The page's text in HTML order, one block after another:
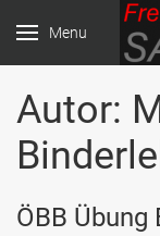
Menu
Autor:
ÖBB Übung